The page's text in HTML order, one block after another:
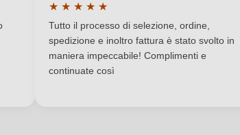
/ Dry Solfiti
Tipo di vino
★ ★ ★ ★ ★
Valutazione media di 5 su 5 stelle
Tutto il processo di selezione, ordine,
spedizione e inoltro fattura è stato svolto in
maniera impeccabile! Complimenti e
continuate così